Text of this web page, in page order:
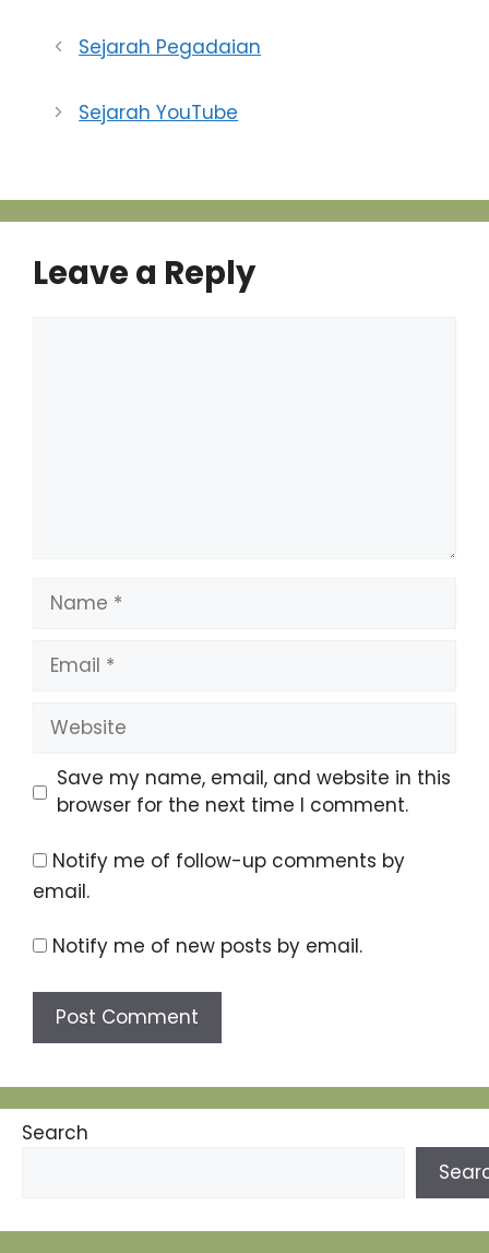
Production & MBC-
Dubai, merupakan film
tentang sejarah Islam.
Film ini pertamakali di
Sejarah Pegadaian
Sejarah YouTube
Leave a Reply
Name
Email
Website
Save my name, email, and website in this
browser for the next time I comment.
Notify me of follow-up comments by
email.
Notify me of new posts by email.
Search